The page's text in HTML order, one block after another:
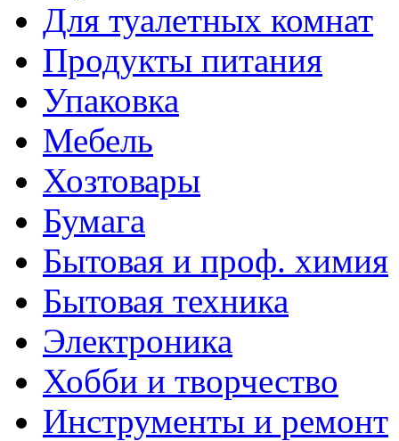
Для туалетных комнат
Продукты питания
Упаковка
Мебель
Хозтовары
Бумага
Бытовая и проф. химия
Бытовая техника
Электроника
Хобби и творчество
Инструменты и ремонт